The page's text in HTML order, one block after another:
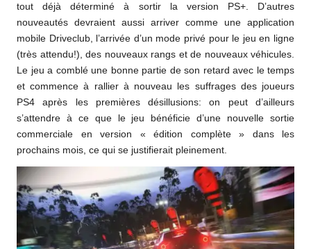
tout déjà déterminé à sortir la version PS+. D’autres
nouveautés devraient aussi arriver comme une application
mobile Driveclub, l’arrivée d’un mode privé pour le jeu en ligne
(très attendu!), des nouveaux rangs et de nouveaux véhicules.
Le jeu a comblé une bonne partie de son retard avec le temps
et commence à rallier à nouveau les suffrages des joueurs
PS4 après les premières désillusions: on peut d’ailleurs
s’attendre à ce que le jeu bénéficie d’une nouvelle sortie
commerciale en version « édition complète » dans les
prochains mois, ce qui se justifierait pleinement.